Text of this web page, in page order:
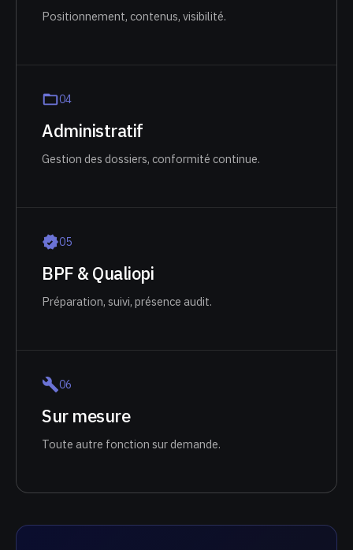
Positionnement, contenus, visibilité.
04
Administratif
Gestion des dossiers, conformité continue.
05
BPF & Qualiopi
Préparation, suivi, présence audit.
06
Sur mesure
Toute autre fonction sur demande.